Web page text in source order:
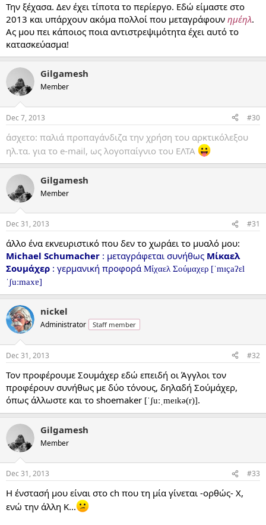
Την ξέχασα. Δεν έχει τίποτα το περίεργο. Εδώ είμαστε στο
2013 και υπάρχουν ακόμα πολλοί που μεταγράφουν ημέηλ.
Ας μου πει κάποιος ποια αντιστρεψιμότητα έχει αυτό το
κατασκεύασμα!
Gilgamesh
Member
Dec 7, 2013 #30
άσχετο: παλιά προπαγάνδιζα την χρήση του αρκτικόλεξου
ηλ.τα. για το e-mail, ως λογοπαίγνιο του ΕΛΤΑ
Gilgamesh
Member
Dec 31, 2013 #31
άλλο ένα εκνευριστικό που δεν το χωράει το μυαλό μου:
Michael Schumacher : μεταγράφεται συνήθως Μίκαελ
Σουμάχερ : γερμανική προφορά Μίχαελ Σούμαχερ [ˈmɪçaʔɛl
ˈʃuːmaxɐ]
nickel
Administrator Staff member
Dec 31, 2013 #32
Τον προφέρουμε Σουμάχερ εδώ επειδή οι Άγγλοι τον
προφέρουν συνήθως με δύο τόνους, δηλαδή Σούμάχερ,
όπως άλλωστε και το shoemaker [ˈʃuːˌmeɪkə(r)].
Gilgamesh
Member
Dec 31, 2013 #33
Η ένστασή μου είναι στο ch που τη μία γίνεται -ορθώς- Χ,
ενώ την άλλη Κ...